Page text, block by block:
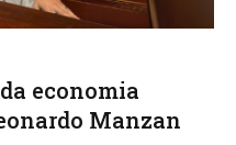
economia
Manzan